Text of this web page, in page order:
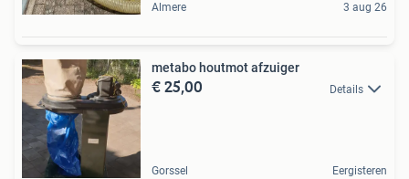
Almere 3 aug 26
metabo houtmot afzuiger
€ 25,00 Details
Gorssel Eergisteren